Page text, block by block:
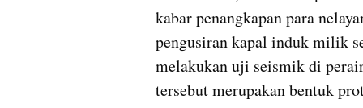
kabar penangkapan para
pengusiran kapal induk milik
melakukan uji seismik di
tersebut merupakan bentuk